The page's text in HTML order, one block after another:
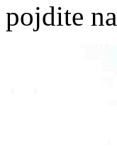
pojdite na